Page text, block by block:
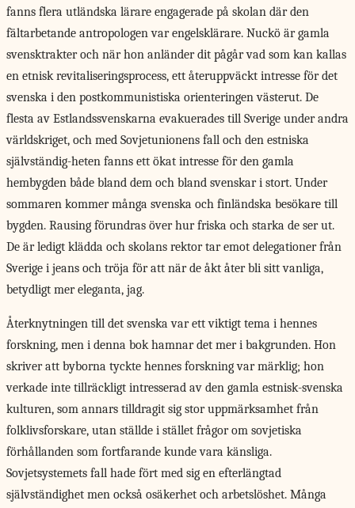
fanns flera utländska lärare engagerade på skolan där den
fältarbetande antropologen var engelsklärare. Nuckö är gamla
svensktrakter och när hon anländer dit pågår vad som kan kallas
en etnisk revitaliseringsprocess, ett återuppväckt intresse för det
svenska i den postkommunistiska orienteringen västerut. De
flesta av Estlandssvenskarna evakuerades till Sverige under andra
världskriget, och med Sovjetunionens fall och den estniska
självständig-heten fanns ett ökat intresse för den gamla
hembygden både bland dem och bland svenskar i stort. Under
sommaren kommer många svenska och finländska besökare till
bygden. Rausing förundras över hur friska och starka de ser ut.
De är ledigt klädda och skolans rektor tar emot delegationer från
Sverige i jeans och tröja för att när de åkt åter bli sitt vanliga,
betydligt mer eleganta, jag.
Återknytningen till det svenska var ett viktigt tema i hennes
forskning, men i denna bok hamnar det mer i bakgrunden. Hon
skriver att byborna tyckte hennes forskning var märklig; hon
verkade inte tillräckligt intresserad av den gamla estnisk-svenska
kulturen, som annars tilldragit sig stor uppmärksamhet från
folklivsforskare, utan ställde i stället frågor om sovjetiska
förhållanden som fortfarande kunde vara känsliga.
Sovjetsystemets fall hade fört med sig en efterlängtad
självständighet men också osäkerhet och arbetslöshet. Många